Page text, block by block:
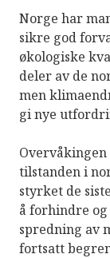
Norge har
sikre god
økologiske
deler av de
men
gi nye
tilstanden i
styrket de
å forhindre
spredning av
fortsatt